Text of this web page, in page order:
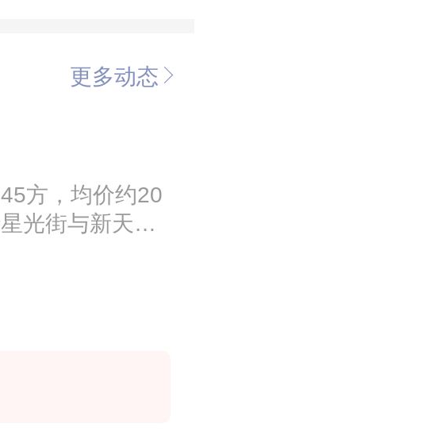
更多动态
方，均价约20
光街与新天路